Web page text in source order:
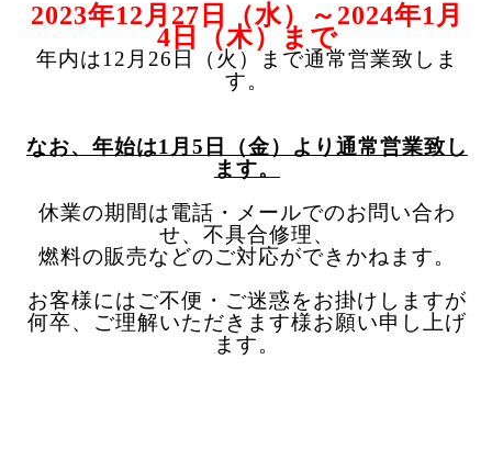
2023年12月27日（水）～2024年1月
4日（木）まで
年内は12月26日（火）まで通常営業致しま
す。
なお、年始は1月5日（金）より通常営業致し
ます。
休業の期間は電話・メールでのお問い合わ
せ、不具合修理、
燃料の販売などのご対応ができかねます。
お客様にはご不便・ご迷惑をお掛けしますが
何卒、ご理解いただきます様お願い申し上げ
ます。